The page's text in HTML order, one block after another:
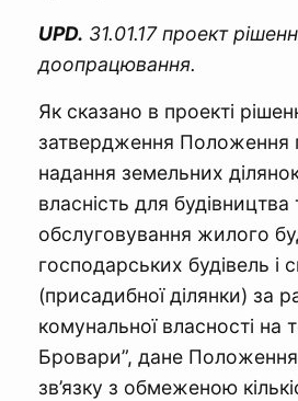
UPD. 31.01.17 проект
доопрацювання.
Як сказано в проекті
затвердження Положення
надання земельних
власність для будівництва
обслуговування жилого
господарських будівель і
(присадибної ділянки) за
комунальної власності на
Бровари”, дане
зв’язку з обмеженою